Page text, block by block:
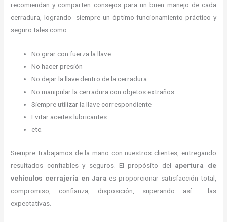
recomiendan y comparten consejos para un buen manejo de cada
cerradura, logrando siempre un óptimo funcionamiento práctico y
seguro tales como:
No girar con fuerza la llave
No hacer presión
No dejar la llave dentro de la cerradura
No manipular la cerradura con objetos extraños
Siempre utilizar la llave correspondiente
Evitar aceites lubricantes
etc.
Siempre trabajamos de la mano con nuestros clientes, entregando
resultados confiables y seguros. El propósito del apertura de
vehículos cerrajería en Jara es proporcionar satisfacción total,
compromiso, confianza, disposición, superando así las
expectativas.